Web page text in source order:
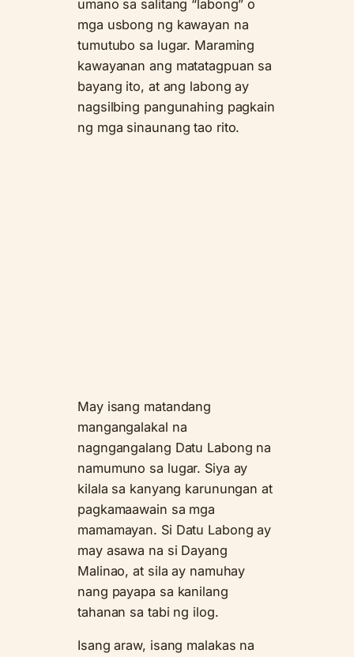
umano sa salitang “labong” o
mga usbong ng kawayan na
tumutubo sa lugar. Maraming
kawayanan ang matatagpuan sa
bayang ito, at ang labong ay
nagsilbing pangunahing pagkain
ng mga sinaunang tao rito.
May isang matandang
mangangalakal na
nagngangalang Datu Labong na
namumuno sa lugar. Siya ay
kilala sa kanyang karunungan at
pagkamaawain sa mga
mamamayan. Si Datu Labong ay
may asawa na si Dayang
Malinao, at sila ay namuhay
nang payapa sa kanilang
tahanan sa tabi ng ilog.
Isang araw, isang malakas na